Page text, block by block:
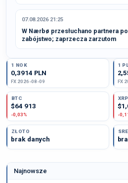
07.08.2026 21:25
W Nærbø przesłuchano partnera
zabójstwo; zaprzecza zarzutom
1 NOK
0,3914 PLN
FX 2026-08-09
1
FX
BTC
$64 913
-0,03%
XRP
-
ZŁOTO
brak danych
Najnowsze